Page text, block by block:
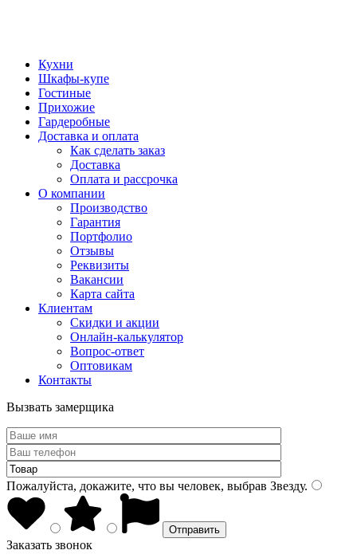
Кухни
Шкафы-купе
Гостиные
Прихожие
Гардеробные
Доставка и оплата
Как сделать заказ
Доставка
Оплата и рассрочка
О компании
Производство
Гарантия
Портфолио
Отзывы
Реквизиты
Вакансии
Карта сайта
Клиентам
Скидки и акции
Онлайн-калькулятор
Вопрос-ответ
Оптовикам
Контакты
Вызвать замерщика
Пожалуйста, докажите, что вы человек, выбрав Звезду.
Заказать звонок